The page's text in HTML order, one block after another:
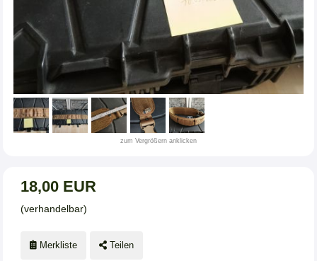
zum Vergrößern anklicken
18,00 EUR
(verhandelbar)
Merkliste Teilen